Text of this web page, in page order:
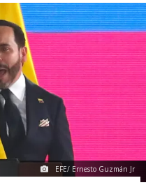
EFE/ Ernesto Guzmán Jr